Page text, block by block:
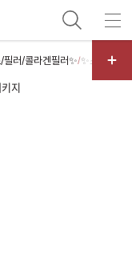
필러/콜라겐필러✨/✨스킨부스
카카